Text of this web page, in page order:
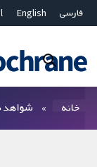
فارسی English
Bahasa Malaysia
خانه شواهد